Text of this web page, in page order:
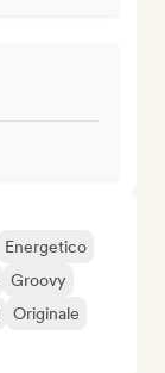
Energetico
Groovy
Originale